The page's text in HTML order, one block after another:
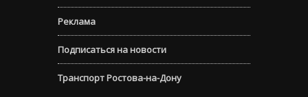
Реклама
Подписаться на новости
Транспорт Ростова-на-Дону